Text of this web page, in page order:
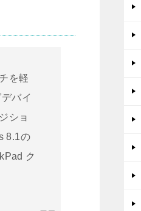
を軽
バイ
ショ
8.1の
ク